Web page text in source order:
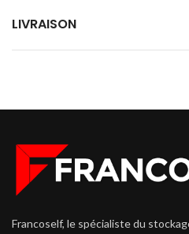
LIVRAISON
Francoself, le spécialiste du